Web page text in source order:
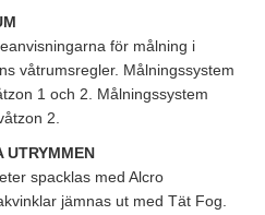
för målning i
våtrumsregler. Målningssystem
1 och 2. Målningssystem
2.
UTRYMMEN
spacklas med Alcro
jämnas ut med Tät Fog.